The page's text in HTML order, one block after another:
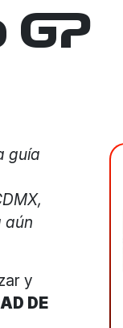
guía
aún
y
DE